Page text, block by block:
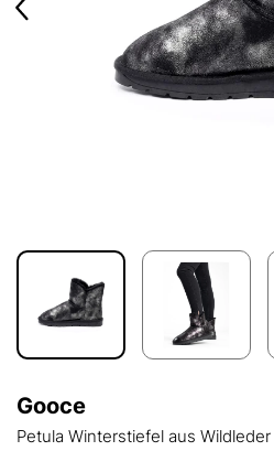
Gooce
Petula Winterstiefel aus Wildleder